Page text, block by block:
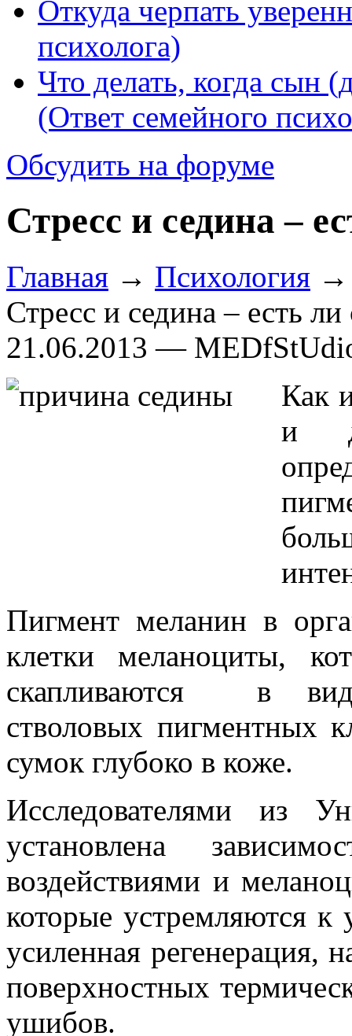
Откуда черпать
психолога)
Что делать, когда сын
(Ответ семейного
Обсудить на форуме
Стресс и седина –
Главная → Психология
Стресс и седина – есть ли
21.06.2013 —
Как
и
Пигмент меланин в
клетки меланоциты,
скапливаются в
стволовых пигментных
сумок глубоко в коже.
Исследователями из
установлена
воздействиями и
которые устремляются к
усиленная регенерация,
поверхностных
ушибов.